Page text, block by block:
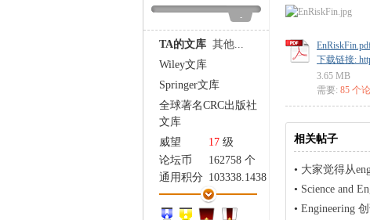
-
TA的文库 其他...
Wiley文库
Springer文库
全球著名CRC出版社
文库
威望
17 级
论坛币
162758 个
通用积分 103338.1438
学术水平
5947 点
热心指数 6450 点
下载链接:
3.65 MB
需要: 85 个
相关帖子
• 大家觉得从
• Science and
• Engineering